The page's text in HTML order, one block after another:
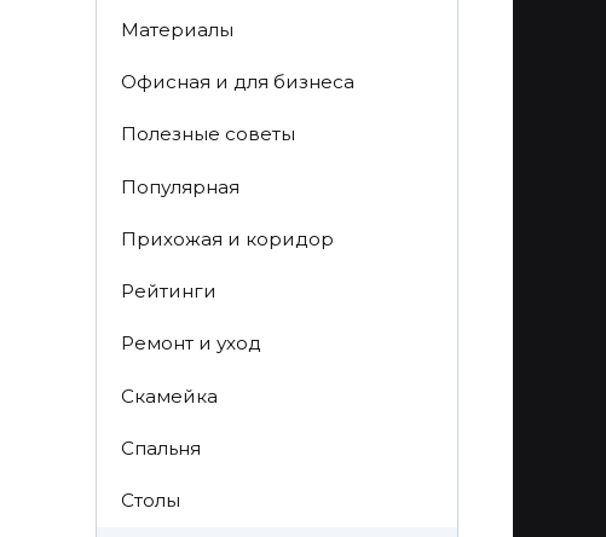
Материалы
Офисная и для бизнеса
Полезные советы
Популярная
Прихожая и коридор
Рейтинги
Ремонт и уход
Скамейка
Спальня
Столы